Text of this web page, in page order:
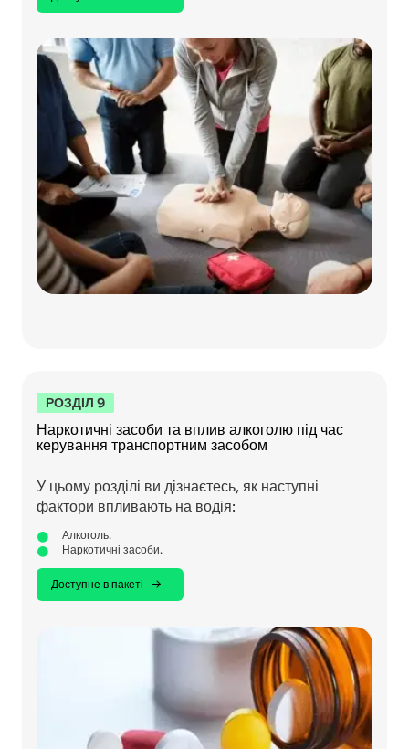
РОЗДІЛ 9
Наркотичні засоби та вплив алкоголю під час
керування транспортним засобом
У цьому розділі ви дізнаєтесь, як наступні
фактори впливають на водія:
Алкоголь.
Наркотичні засоби.
Доступне в пакеті